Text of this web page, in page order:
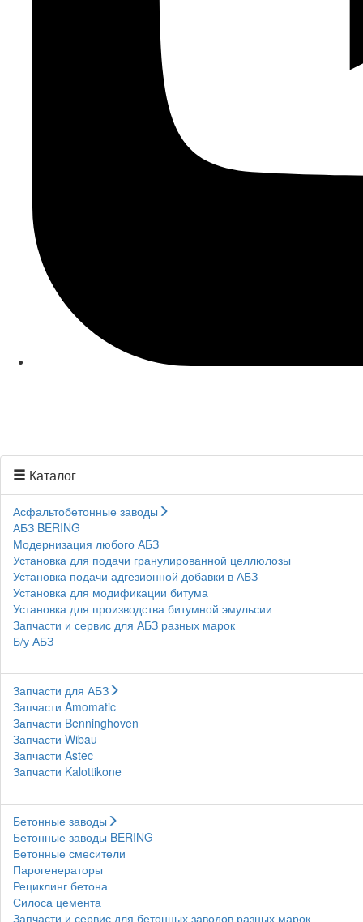
Каталог
Асфальтобетонные заводы
АБЗ BERING
Модернизация любого АБЗ
Установка для подачи гранулированной целлюлозы
Установка подачи адгезионной добавки в АБЗ
Установка для модификации битума
Установка для производства битумной эмульсии
Запчасти и сервис для АБЗ разных марок
Б/у АБЗ
Запчасти для АБЗ
Запчасти Amomatic
Запчасти Benninghoven
Запчасти Wibau
Запчасти Astec
Запчасти Kalottikone
Бетонные заводы
Бетонные заводы BERING
Бетонные смесители
Парогенераторы
Рециклинг бетона
Силоса цемента
Запчасти и сервис для бетонных заводов разных марок